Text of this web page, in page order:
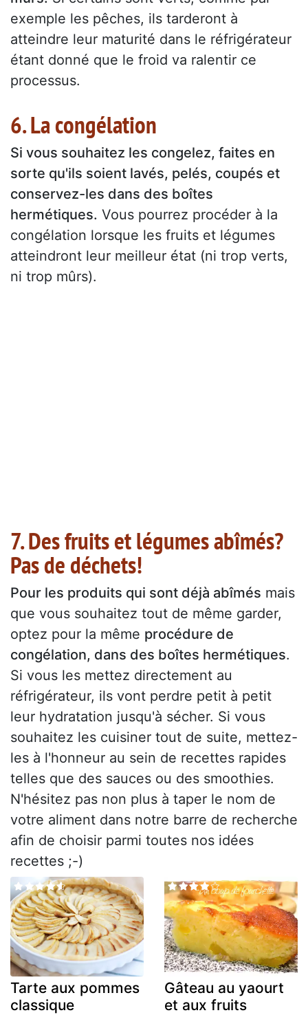
exemple les pêches, ils tarderont à
atteindre leur maturité dans le réfrigérateur
étant donné que le froid va ralentir ce
processus.
6. La congélation
Si vous souhaitez les congelez, faites en
sorte qu'ils soient lavés, pelés, coupés et
conservez-les dans des boîtes
hermétiques. Vous pourrez procéder à la
congélation lorsque les fruits et légumes
atteindront leur meilleur état (ni trop verts,
ni trop mûrs).
7. Des fruits et légumes abîmés?
Pas de déchets!
Pour les produits qui sont déjà abîmés mais
que vous souhaitez tout de même garder,
optez pour la même procédure de
congélation, dans des boîtes hermétiques.
Si vous les mettez directement au
réfrigérateur, ils vont perdre petit à petit
leur hydratation jusqu'à sécher. Si vous
souhaitez les cuisiner tout de suite, mettez-
les à l'honneur au sein de recettes rapides
telles que des sauces ou des smoothies.
N'hésitez pas non plus à taper le nom de
votre aliment dans notre barre de recherche
afin de choisir parmi toutes nos idées
recettes ;-)
Tarte aux pommes
classique
Gâteau au yaourt
et aux fruits